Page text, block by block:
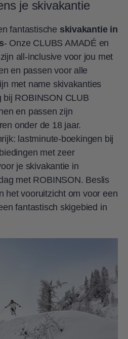
je skivakantie
fantastische skivakantie in
- Onze CLUBS AMADÉ en
all-inclusive voor jou met
en passen voor alle
met name skivakanties
bij ROBINSON CLUB
en passen zijn
onder de 18 jaar.
lastminute-boekingen bij
met zeer
je skivakantie in
met ROBINSON. Beslis
het vooruitzicht om voor een
fantastisch skigebied in